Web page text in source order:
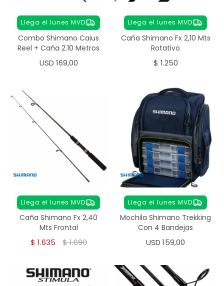
Llega el lunes MVD
Combo Shimano Caius
Reel + Caña 2.10 Metros
USD 169,00
Llega el lunes MVD
Caña Shimano Fx 2,10 Mts
Rotativo
$ 1.250
Llega el lunes MVD
Caña Shimano Fx 2,40
Mts Frontal
$ 1.635 $1.690
Llega el lunes MVD
Mochila Shimano Trekking
Con 4 Bandejas
USD 159,00